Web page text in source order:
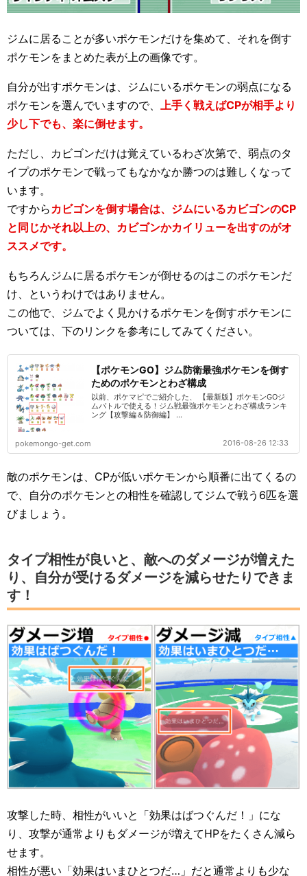
ジムに居ることが多いポケモンだけを集めて、それを倒す
ポケモンをまとめた表が上の画像です。
自分が出すポケモンは、ジムにいるポケモンの弱点になる
ポケモンを選んでいますので、 上手く戦えばCPが相手より
少し下でも、楽に倒せます。
ただし、カビゴンだけは覚えているわざ次第で、弱点のタ
イプのポケモンで戦ってもなかなか勝つのは難しくなって
います。
ですからカビゴンを倒す場合は、ジムにいるカビゴンのCP
と同じかそれ以上の、カビゴンかカイリューを出すのがオ
ススメです。
もちろんジムに居るポケモンが倒せるのはこのポケモンだ
け、というわけではありません。
この他で、ジムでよく見かけるポケモンを倒すポケモンに
ついては、下のリンクを参考にしてみてください。
【ポケモンGO】ジム防衛最強ポケモンを倒す
ためのポケモンとわざ構成
以前、ポケマピでご紹介した、 【最新版】ポケモンGOジ
ムバトルで使える！ジム戦最強ポケモンとわざ構成ランキ
ング【攻撃編＆防御編】 ...
pokemongo-get.com 2016-08-26 12:33
敵のポケモンは、CPが低いポケモンから順番に出てくるの
で、自分のポケモンとの相性を確認してジムで戦う6匹を選
びましょう。
タイプ相性が良いと、敵へのダメージが増えた
り、自分が受けるダメージを減らせたりできま
す！
攻撃した時、相性がいいと「効果はばつぐんだ！」にな
り、攻撃が通常よりもダメージが増えてHPをたくさん減ら
せます。
相性が悪い「効果はいまひとつだ…」だと通常よりも少な